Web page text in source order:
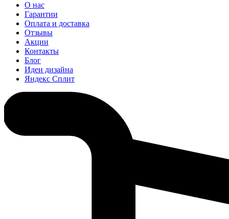
О нас
Гарантии
Оплата и доставка
Отзывы
Акции
Контакты
Блог
Идеи дизайна
Яндекс Сплит